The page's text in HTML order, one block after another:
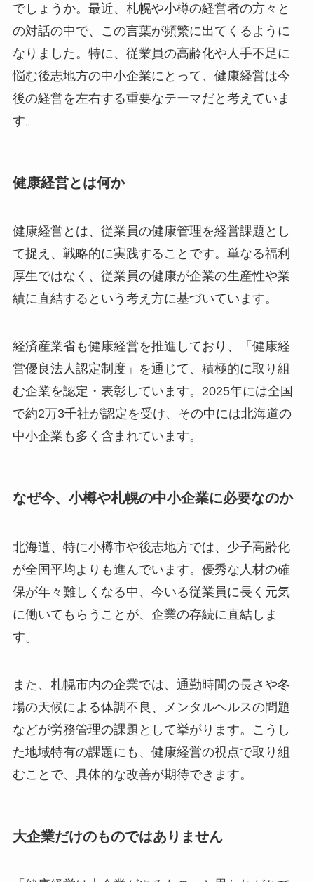
でしょうか。最近、札幌や小樽の経営者の方々と
の対話の中で、この言葉が頻繁に出てくるように
なりました。特に、従業員の高齢化や人手不足に
悩む後志地方の中小企業にとって、健康経営は今
後の経営を左右する重要なテーマだと考えていま
す。
健康経営とは何か
健康経営とは、従業員の健康管理を経営課題とし
て捉え、戦略的に実践することです。単なる福利
厚生ではなく、従業員の健康が企業の生産性や業
績に直結するという考え方に基づいています。
経済産業省も健康経営を推進しており、「健康経
営優良法人認定制度」を通じて、積極的に取り組
む企業を認定・表彰しています。2025年には全国
で約2万3千社が認定を受け、その中には北海道の
中小企業も多く含まれています。
なぜ今、小樽や札幌の中小企業に必要なのか
北海道、特に小樽市や後志地方では、少子高齢化
が全国平均よりも進んでいます。優秀な人材の確
保が年々難しくなる中、今いる従業員に長く元気
に働いてもらうことが、企業の存続に直結しま
す。
また、札幌市内の企業では、通勤時間の長さや冬
場の天候による体調不良、メンタルヘルスの問題
などが労務管理の課題として挙がります。こうし
た地域特有の課題にも、健康経営の視点で取り組
むことで、具体的な改善が期待できます。
大企業だけのものではありません